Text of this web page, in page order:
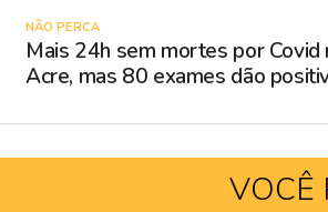
NÃO PERCA
Mais 24h sem mortes por Covid
Acre, mas 80 exames dão
VOCÊ